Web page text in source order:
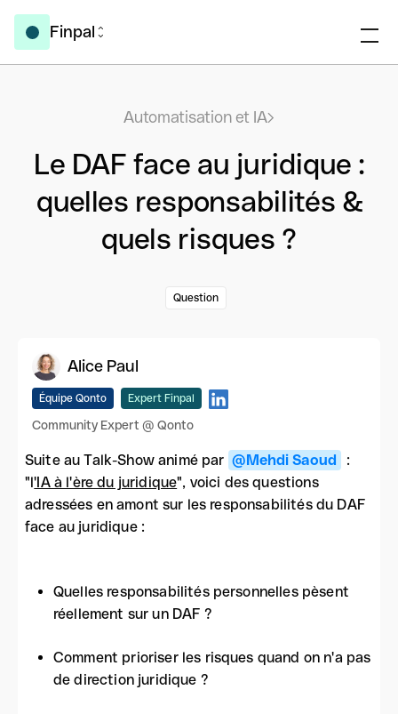
Finpal
Automatisation et IA
Le DAF face au juridique :
quelles responsabilités &
quels risques ?
Question
Alice Paul
Équipe Qonto Expert Finpal
Community Expert @ Qonto
Suite au Talk-Show animé par @Mehdi Saoud
:
"l'IA à l'ère du juridique", voici des questions
adressées en amont sur les responsabilités du DAF
face au juridique :
Quelles responsabilités personnelles pèsent
réellement sur un DAF ?
Comment prioriser les risques quand on n'a pas
de direction juridique ?